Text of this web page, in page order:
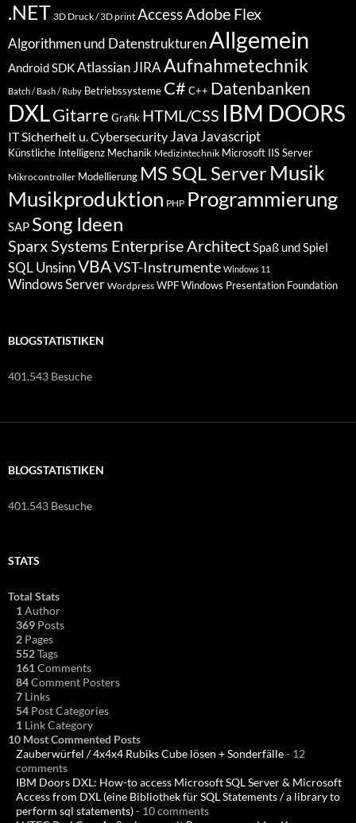
.NET 3D Druck / 3D print AccessAdobe Flex
Algorithmen und DatenstrukturenAllgemein
Android SDKAtlassian JIRAAufnahmetechnik
Batch / Bash / Ruby Betriebssysteme C# C++ Datenbanken
DXLGitarre Grafik HTML/CSS IBM DOORS
IT Sicherheit u. Cybersecurity Java Javascript
Künstliche Intelligenz Mechanik Medizintechnik Microsoft IIS Server
Mikrocontroller Modellierung MS SQL Server Musik
Musikproduktion PHP Programmierung
SAP Song Ideen
Sparx Systems Enterprise ArchitectSpaß und Spiel
SQL UnsinnVBAVST-Instrumente Windows 11
Windows Server Wordpress WPF Windows Presentation Foundation
BLOGSTATISTIKEN
401.543 Besuche
BLOGSTATISTIKEN
401.543 Besuche
STATS
Total Stats
1 Author
369 Posts
2 Pages
552Tags
161 Comments
84Comment Posters
7 Links
54 Post Categories
1 Link Category
10 Most Commented Posts
Zauberwürfel / 4x4x4 Rubiks Cube lösen + Sonderfälle- 12
comments
IBM Doors DXL: How-to access Microsoft SQL Server & Microsoft
Access from DXL (eine Bibliothek für SQL Statements / a library to
perform sql statements)- 10 comments